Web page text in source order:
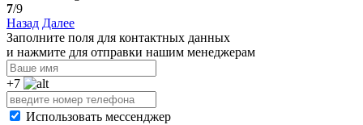
7/9
Назад Далее
Заполните поля для контактных данных
и нажмите для отправки нашим менеджерам
+7
Использовать мессенджер